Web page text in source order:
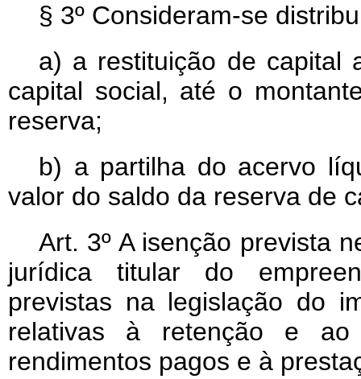
§ 3º Consideram-se
a) a restituição de capital
capital social, até o
reserva;
b) a partilha do acervo
valor do saldo da reserva de
Art. 3º A isenção prevista
jurídica titular do
previstas na legislação do
relativas à retenção e ao
rendimentos pagos e à